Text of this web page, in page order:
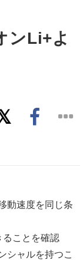
ンLi+よ
動速度を同じ条
ることを確認
シャルを持つこ